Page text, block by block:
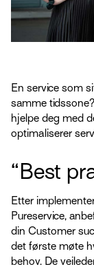
En service som
samme
hjelpe deg med
optimaliserer
“Best
Etter
Pureservice,
din Customer
det første møte
behov. De